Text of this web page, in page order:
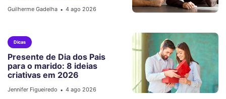
Guilherme Gadelha • 4 ago 2026
Dicas
Presente de Dia dos Pais
para o marido: 8 ideias
criativas em 2026
Jennifer Figueiredo • 4 ago 2026